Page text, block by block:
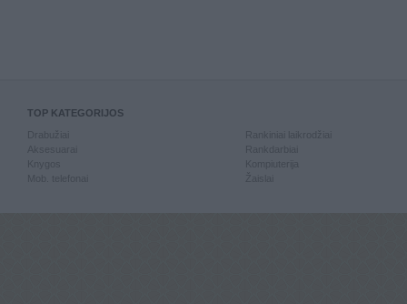
TOP KATEGORIJOS
Knygos
Mob. telefonai
Kompiuterija
Žaislai